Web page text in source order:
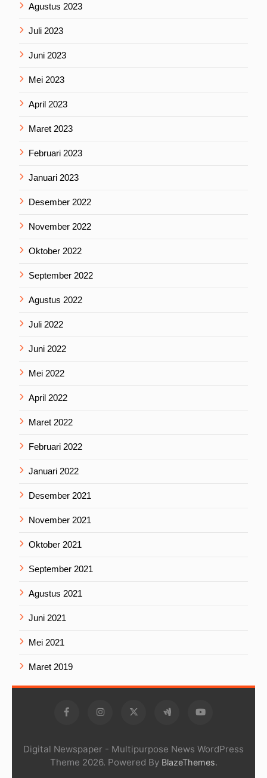
Agustus 2023
Juli 2023
Juni 2023
Mei 2023
April 2023
Maret 2023
Februari 2023
Januari 2023
Desember 2022
November 2022
Oktober 2022
September 2022
Agustus 2022
Juli 2022
Juni 2022
Mei 2022
April 2022
Maret 2022
Februari 2022
Januari 2022
Desember 2021
November 2021
Oktober 2021
September 2021
Agustus 2021
Juni 2021
Mei 2021
Maret 2019
Digital Newspaper - Multipurpose News WordPress
Theme 2026. Powered By BlazeThemes.